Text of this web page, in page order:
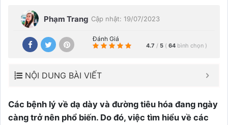
Phạm Trang Cập nhật: 19/07/2023
Đánh Giá
4.7 / 5 ( 64 bình chọn )
NỘI DUNG BÀI VIẾT
Các bệnh lý về dạ dày và đường tiêu hóa đang ngày
càng trở nên phổ biến. Do đó, việc tìm hiểu về các